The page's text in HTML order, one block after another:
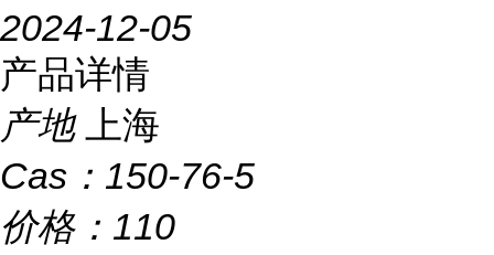
2024-12-05
产品详情
产地
上海
Cas： 150-76-5
价格： 110